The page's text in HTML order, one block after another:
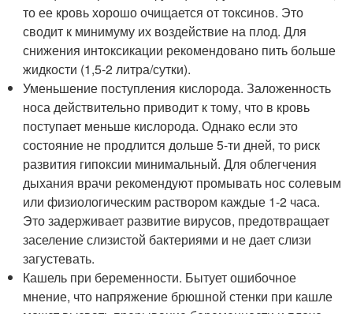
то ее кровь хорошо очищается от токсинов. Это
сводит к минимуму их воздействие на плод. Для
снижения интоксикации рекомендовано пить больше
жидкости (1,5-2 литра/сутки).
Уменьшение поступления кислорода. Заложенность
носа действительно приводит к тому, что в кровь
поступает меньше кислорода. Однако если это
состояние не продлится дольше 5-ти дней, то риск
развития гипоксии минимальный. Для облегчения
дыхания врачи рекомендуют промывать нос солевым
или физиологическим раствором каждые 1-2 часа.
Это задерживает развитие вирусов, предотвращает
заселение слизистой бактериями и не дает слизи
загустевать.
Кашель при беременности. Бытует ошибочное
мнение, что напряжение брюшной стенки при кашле